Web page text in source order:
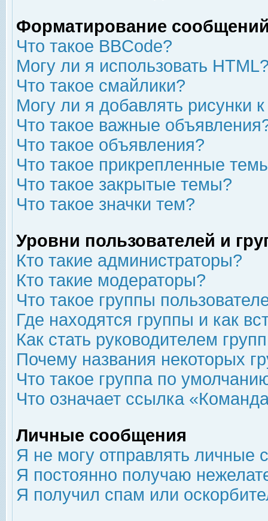
Форматирование
Что такое BBCode?
Могу ли я использовать
Что такое смайлики?
Могу ли я добавлять рисунки
Что такое важные
Что такое объявления?
Что такое прикрепленные
Что такое закрытые темы?
Что такое значки тем?
Уровни пользователей и
Кто такие администраторы?
Кто такие модераторы?
Что такое группы
Где находятся группы и как
Как стать руководителем
Почему названия некоторых
Что такое группа по
Что означает ссылка
Личные сообщения
Я не могу отправлять личные
Я постоянно получаю
Я получил спам или